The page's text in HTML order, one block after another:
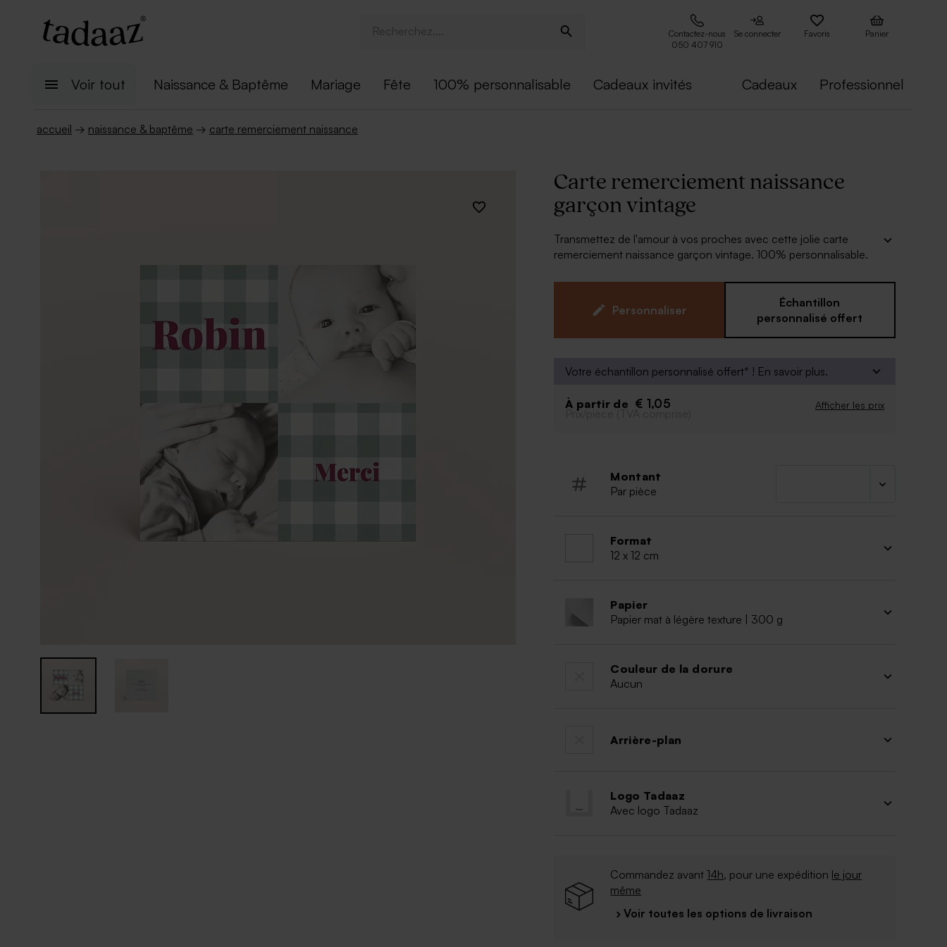
Contactez-nous
050 407 910
Se connecter Favoris Panier
Voir tout Naissance & Baptême Mariage Fête 100% personnalisable Cadeaux invités Cadeaux Professionnel
accueil → naissance & baptême → carte remerciement naissance
Carte remerciement naissance
garçon vintage
Transmettez de l'amour à vos proches avec cette jolie carte
remerciement naissance garçon vintage. 100% personnalisable.
Police de caractère
Personnaliser
Échantillon
personnalisé offert
Votre échantillon personnalisé offert* ! En savoir plus.
À partir de € 1,05 Afficher les prix
Prix/pièce (TVA comprise)
Montant
Par pièce
Format
12 x 12 cm
Papier
Papier mat à légère texture | 300 g
Couleur de la dorure
Aucun
Arrière-plan
Logo Tadaaz
Avec logo Tadaaz
Commandez avant14h, pour une expédition le jour
même
› Voir toutes les options de livraison